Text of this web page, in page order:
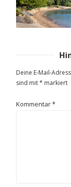
Deine E-Mail-
sind mit* markiert
Kommentar*